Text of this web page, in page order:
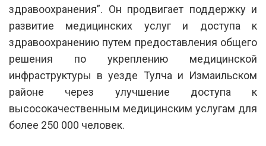
здравоохранения”. Он продвигает поддержку и
развитие медицинских услуг и доступа к
здравоохранению путем предоставления общего
решения по укреплению медицинской
инфраструктуры в уезде Тулча и Измаильском
районе через улучшение доступа к
высосокачественным медицинским услугам для
более 250 000 человек.